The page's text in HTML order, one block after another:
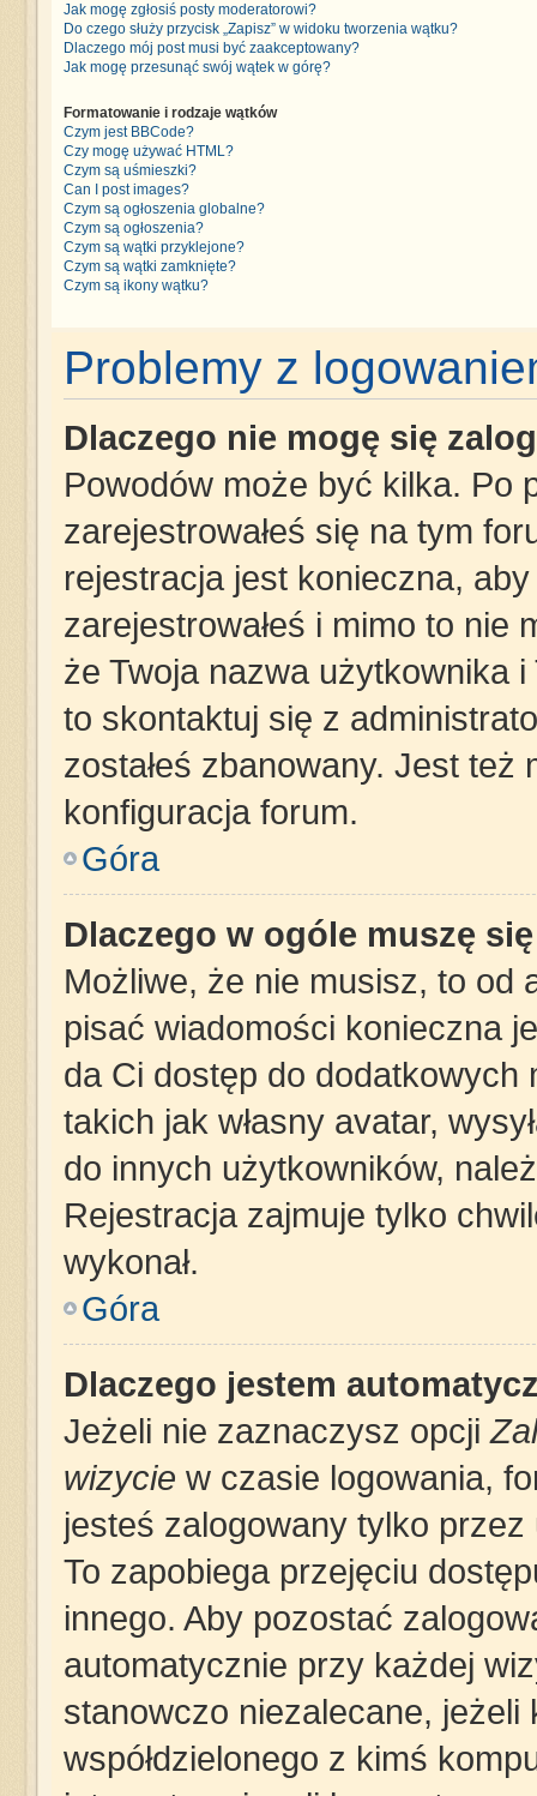
Jak mogę zgłosiś posty moderatorowi?
Do czego służy przycisk „Zapisz” w widoku tworzenia wątku?
Dlaczego mój post musi być zaakceptowany?
Jak mogę przesunąć swój wątek w górę?
Formatowanie i rodzaje wątków
Czym jest BBCode?
Czy mogę używać HTML?
Czym są uśmieszki?
Can I post images?
Czym są ogłoszenia globalne?
Czym są ogłoszenia?
Czym są wątki przyklejone?
Czym są wątki zamknięte?
Czym są ikony wątku?
Problemy z
Dlaczego nie mogę się
Powodów może być kilka. Po
zarejestrowałeś się na tym
rejestracja jest konieczna,
zarejestrowałeś i mimo to nie
że Twoja nazwa użytkownika i
to skontaktuj się z
zostałeś zbanowany. Jest też
konfiguracja forum.
Góra
Dlaczego w ogóle muszę
Możliwe, że nie musisz, to od
pisać wiadomości konieczna
da Ci dostęp do
takich jak własny avatar,
do innych użytkowników,
Rejestracja zajmuje tylko
wykonał.
Góra
Dlaczego jestem
Jeżeli nie zaznaczysz opcji
wizycie w czasie logowania,
jesteś zalogowany tylko
To zapobiega przejęciu
innego. Aby pozostać
automatycznie przy każdej
stanowczo niezalecane,
współdzielonego z kimś